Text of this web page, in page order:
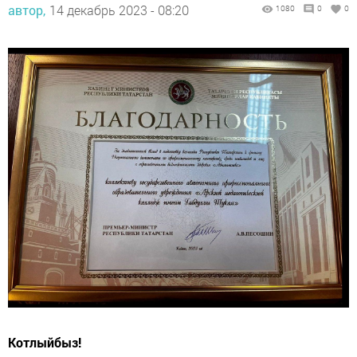
автор, 14 декабрь 2023 - 08:20 1080 0 0
Котлыйбыз!